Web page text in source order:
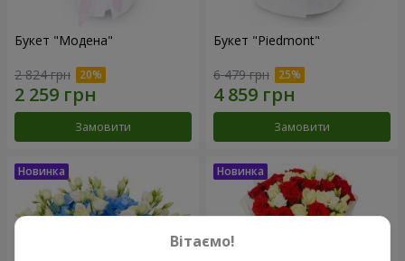
Букет "Модена"
2 824 грн
Замовити
Букет "Piedmont"
6 479 грн
Замовити
Вітаємо!